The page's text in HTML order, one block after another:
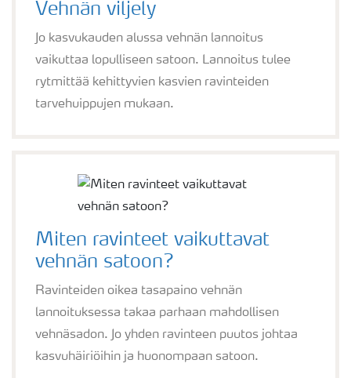
Vehnän viljely
Jo kasvukauden alussa vehnän lannoitus
vaikuttaa lopulliseen satoon. Lannoitus tulee
rytmittää kehittyvien kasvien ravinteiden
tarvehuippujen mukaan.
Miten ravinteet vaikuttavat
vehnän satoon?
Ravinteiden oikea tasapaino vehnän
lannoituksessa takaa parhaan mahdollisen
vehnäsadon. Jo yhden ravinteen puutos johtaa
kasvuhäiriöihin ja huonompaan satoon.